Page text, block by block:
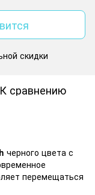
скидки
К сравнению
черного цвета с
перемещаться